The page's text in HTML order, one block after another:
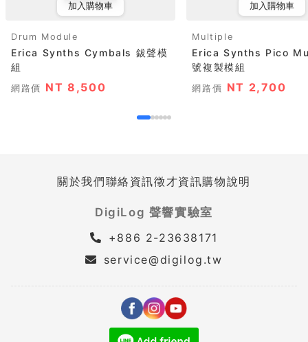
加入購物車
Drum Module
Erica Synths Cymbals 鈸聲模
組
網路價 NT 8,500
加入購物車
Multiple
Erica Synths Pico
號複製模組
網路價 NT 2,700
關於我們聯絡資訊徵才資訊購物說明
DigiLog 聲響實驗室
+886 2-23638171
service@digilog.tw